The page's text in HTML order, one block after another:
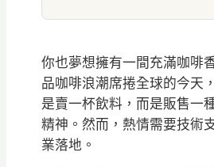
你也夢想擁有一間充滿咖啡
品咖啡浪潮席捲全球的今天
是賣一杯飲料，而是販售一
精神。然而，熱情需要技術
業落地。